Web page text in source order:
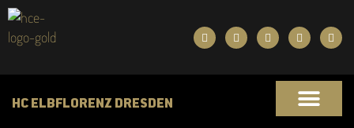
HC ELBFLORENZ DRESDEN